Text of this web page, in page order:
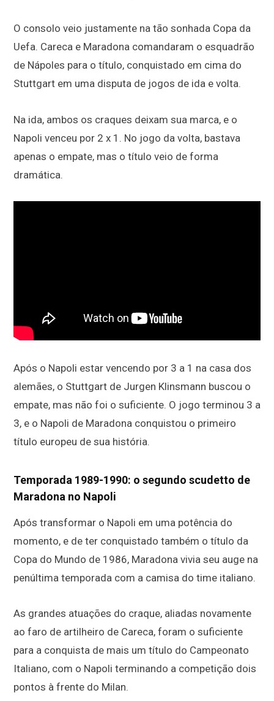
O consolo veio justamente na tão sonhada Copa da
Uefa. Careca e Maradona comandaram o esquadrão
de Nápoles para o título, conquistado em cima do
Stuttgart em uma disputa de jogos de ida e volta.
Na ida, ambos os craques deixam sua marca, e o
Napoli venceu por 2 x 1. No jogo da volta, bastava
apenas o empate, mas o título veio de forma
dramática.
Após o Napoli estar vencendo por 3 a 1 na casa dos
alemães, o Stuttgart de Jurgen Klinsmann buscou o
empate, mas não foi o suficiente. O jogo terminou 3 a
3, e o Napoli de Maradona conquistou o primeiro
título europeu de sua história.
Temporada 1989-1990: o segundo scudetto de
Maradona no Napoli
Após transformar o Napoli em uma potência do
momento, e de ter conquistado também o título da
Copa do Mundo de 1986, Maradona vivia seu auge na
penúltima temporada com a camisa do time italiano.
As grandes atuações do craque, aliadas novamente
ao faro de artilheiro de Careca, foram o suficiente
para a conquista de mais um título do Campeonato
Italiano, com o Napoli terminando a competição dois
pontos à frente do Milan.